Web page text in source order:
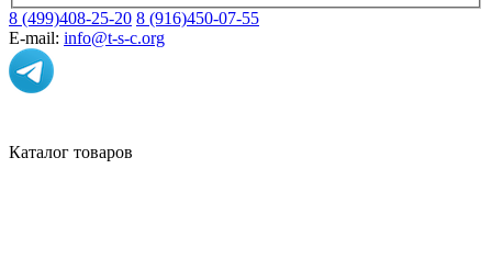
8 (499)408-25-20 8 (916)450-07-55
E-mail: info@t-s-c.org
Каталог товаров